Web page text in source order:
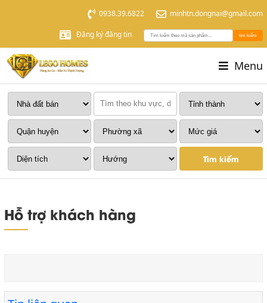
0938.39.6822 minhtn.dongnai@gmail.com
Đăng ký đăng tin tìm kiếm
Menu
Tìm kiếm
Hỗ trợ khách hàng